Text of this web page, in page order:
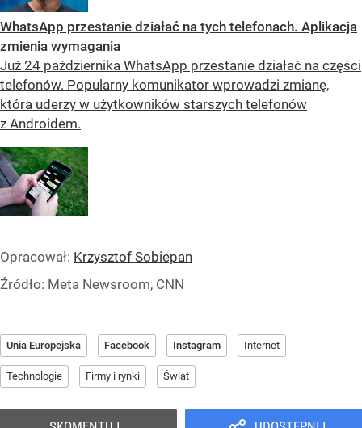
WhatsApp przestanie działać na tych telefonach. Aplikacja
zmienia wymagania
Już 24 października WhatsApp przestanie działać na części
telefonów. Popularny komunikator wprowadzi zmianę,
która uderzy w użytkowników starszych telefonów
z Androidem.
Opracował: Krzysztof Sobiepan
Źródło: Meta Newsroom, CNN
Unia Europejska Facebook Instagram Internet
Technologie Firmy i rynki Świat